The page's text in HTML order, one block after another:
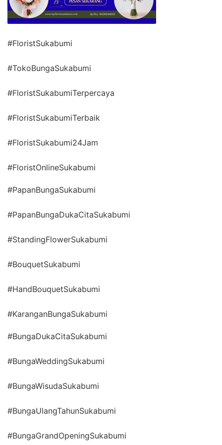
#FloristSukabumi
#TokoBungaSukabumi
#FloristSukabumiTerpercaya
#FloristSukabumiTerbaik
#FloristSukabumi24Jam
#FloristOnlineSukabumi
#PapanBungaSukabumi
#PapanBungaDukaCitaSukabumi
#StandingFlowerSukabumi
#BouquetSukabumi
#HandBouquetSukabumi
#KaranganBungaSukabumi
#BungaDukaCitaSukabumi
#BungaWeddingSukabumi
#BungaWisudaSukabumi
#BungaUlangTahunSukabumi
#BungaGrandOpeningSukabumi